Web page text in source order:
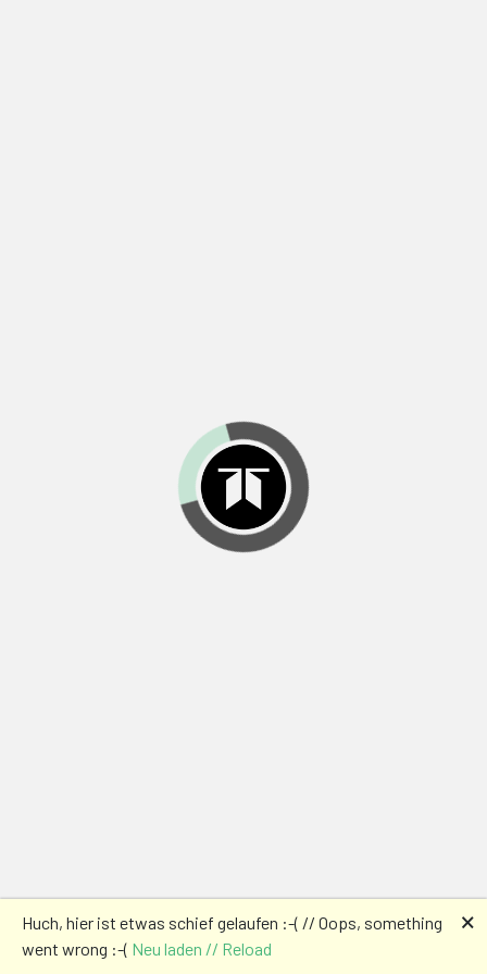
Huch, hier ist etwas schief gelaufen :-( // Oops, something
went wrong :-( Neu laden // Reload
🗙